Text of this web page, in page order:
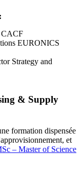
CACF
EURONICS
Strategy and
& Supply
formation dispensée
et
– Master of Science